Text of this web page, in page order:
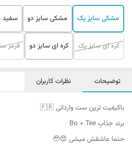
مشکی سایز یک مشکی سایز دو سفید
کره ای سایز یک کره ای سایز دو قرمز
توضیحات نظرات کاربران
باکیفیت ترین ست وارداتی 🇫🇷
برند جذابِ Bo + Tee
حتما عاشقش میشی 😍🥹